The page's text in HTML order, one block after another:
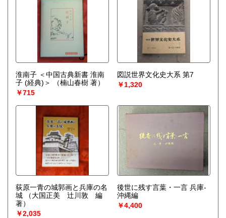
淮南子 ＜中国古典新書 淮南
子 (経典)＞
（楠山春樹 著）
￥715
図説世界文化史大系 第7
￥1,320
荻原一青の城郭画と兵庫の名
城
（大国正美 辻川敦 編
著）
￥2,035
後世に残す言葉・一言 兵庫-
沖縄編
￥4,400